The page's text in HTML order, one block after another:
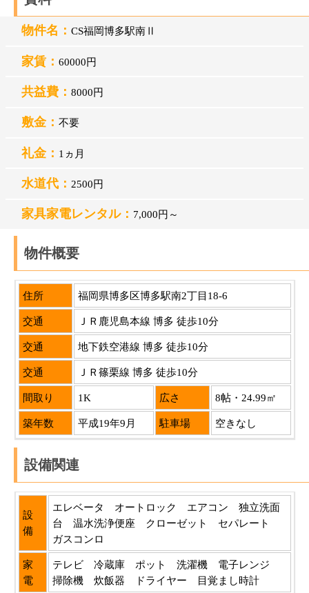
物件名： CS福岡博多駅南Ⅱ
家賃： 60000円
共益費： 8000円
敷金： 不要
礼金： 1ヵ月
水道代： 2500円
家具家電レンタル： 7,000円～
物件概要
住所 福岡県博多区博多駅南2丁目18-6
交通 ＪＲ鹿児島本線 博多 徒歩10分
交通 地下鉄空港線 博多 徒歩10分
交通 ＪＲ篠栗線 博多 徒歩10分
間取り 1K 広さ 8帖・24.99㎡
築年数 平成19年9月 駐車場 空きなし
設備関連
設
備
エレベータ オートロック エアコン 独立洗面
台 温水洗浄便座 クローゼット セパレート
ガスコンロ
家
電
テレビ 冷蔵庫 ポット 洗濯機 電子レンジ
掃除機 炊飯器 ドライヤー 目覚まし時計